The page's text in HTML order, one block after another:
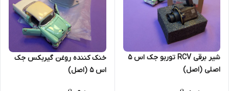
شیر برقی RCV توربو جک اس 5
اصلی (اصل)
خنک کننده روغن گیربکس جک
اس 5 (اصل)